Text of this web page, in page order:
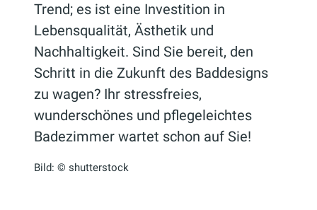
Trend; es ist eine Investition in
Lebensqualität, Ästhetik und
Nachhaltigkeit. Sind Sie bereit, den
Schritt in die Zukunft des Baddesigns
zu wagen? Ihr stressfreies,
wunderschönes und pflegeleichtes
Badezimmer wartet schon auf Sie!
Bild: © shutterstock